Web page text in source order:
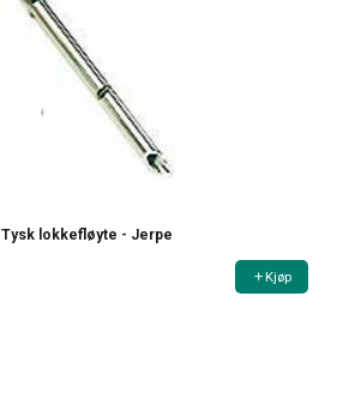
Tysk lokkefløyte - Jerpe
Kjøp